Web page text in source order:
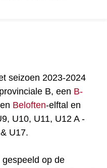
seizoen 2023-2024
B, een B-
Beloften-elftal en
U10, U11, U12 A -
U17.
op de